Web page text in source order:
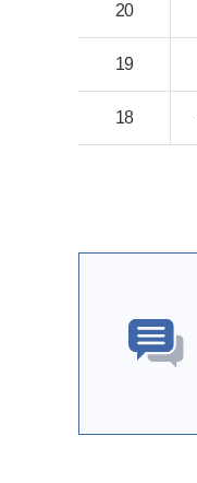
20
19
18